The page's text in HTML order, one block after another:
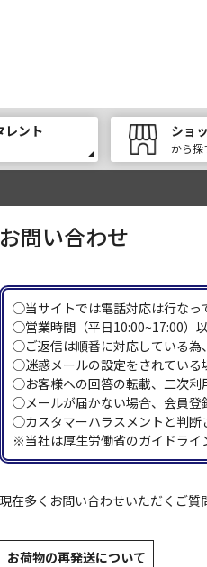
レント ショ
から探
お問い合わせ
◯当サイトでは電話対応は行なっ
◯営業時間（平日10:00~17:00）
◯ご返信は順番に対応している為
◯迷惑メールの設定をされている
◯お客様への回答の転載、二次利
◯メールが届かない場合、会員登
◯カスタマーハラスメントと判断
※当社は厚生労働省のガイドライ
現在多くお問い合わせいただくご質
お荷物の再発送について